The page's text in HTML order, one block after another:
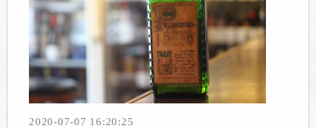
2020-07-07 16:20:25